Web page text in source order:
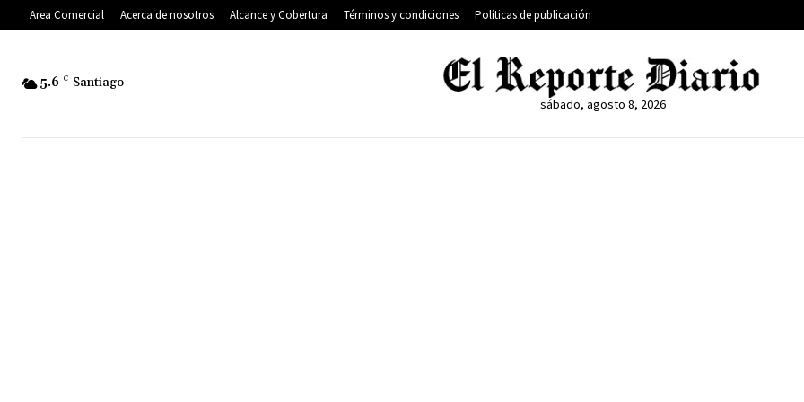
Area Comercial Acerca de nosotros Alcance y Cobertura Términos y condiciones Políticas de publicación
5.6 C Santiago
sábado, agosto 8, 2026